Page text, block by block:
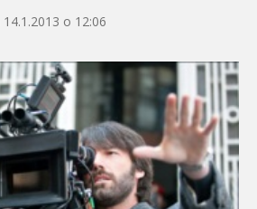
14.1.2013 o 12:06